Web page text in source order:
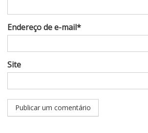
Endereço de e-mail*
Site